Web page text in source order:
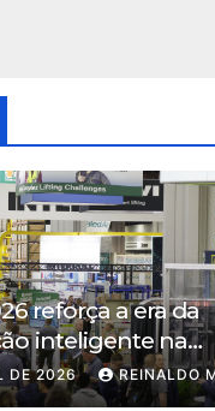
reforça a era da
inteligente na
DE 2026 REINALDO